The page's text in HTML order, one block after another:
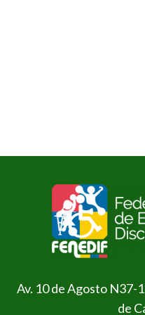
Av. 10 de Agosto N37-
de